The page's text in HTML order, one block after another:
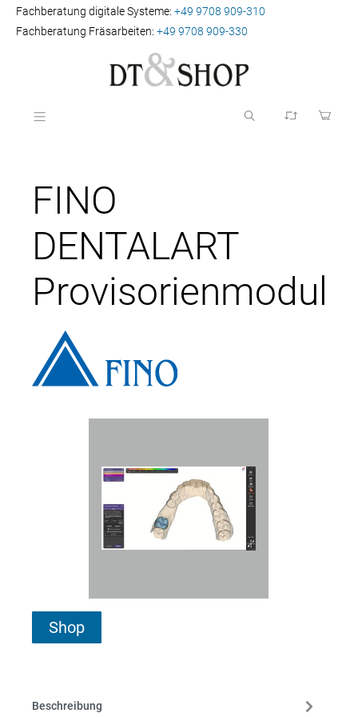
Fachberatung digitale Systeme: +49 9708 909-310
Fachberatung Fräsarbeiten: +49 9708 909-330
FINO
DENTALART
Provisorienmodul
Shop
Beschreibung